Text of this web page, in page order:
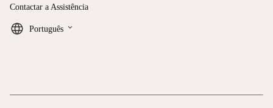
Contactar a Assistência
Português keyboard_arrow_down